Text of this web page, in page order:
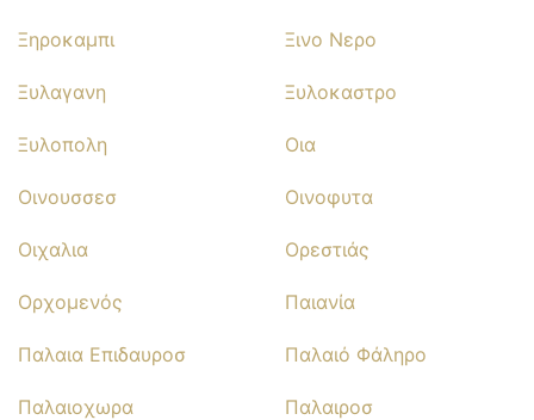
Ξηροκαμπι Ξινο Νερο
Ξυλαγανη Ξυλοκαστρο
Ξυλοπολη Οια
Οινουσσεσ Οινοφυτα
Οιχαλια Ορεστιάς
Ορχομενός Παιανία
Παλαια Επιδαυροσ Παλαιό Φάληρο
Παλαιοχωρα Παλαιροσ